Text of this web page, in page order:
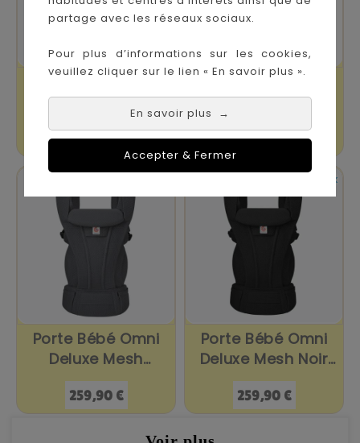
partage avec les réseaux sociaux.
Pour plus d’informations sur les cookies,
veuillez cliquer sur le lien « En savoir plus ».
En savoir plus →
Accepter & Fermer
Porte-Bébé Omni
360 Cool Air Mesh
Prix
259,90 €
Porte Bébé Néo
Léopard
Prix
179,00 €
Porte Bébé Omni
Deluxe Mesh
Graphite...
Prix
259,90 €
En stock
Porte Bébé Omni
Deluxe Mesh Noir
Onyx
Prix
259,90 €